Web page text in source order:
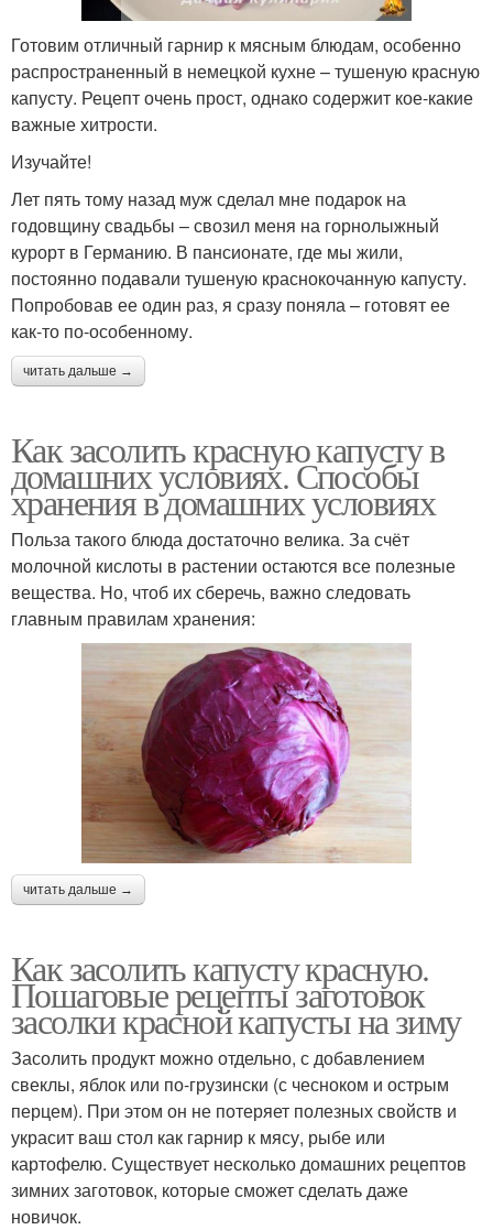
Готовим отличный гарнир к мясным блюдам, особенно
распространенный в немецкой кухне – тушеную красную
капусту. Рецепт очень прост, однако содержит кое-какие
важные хитрости.
Изучайте!
Лет пять тому назад муж сделал мне подарок на
годовщину свадьбы – свозил меня на горнолыжный
курорт в Германию. В пансионате, где мы жили,
постоянно подавали тушеную краснокочанную капусту.
Попробовав ее один раз, я сразу поняла – готовят ее
как-то по-особенному.
читать дальше →
Как засолить красную капусту в
домашних условиях. Способы
хранения в домашних условиях
Польза такого блюда достаточно велика. За счёт
молочной кислоты в растении остаются все полезные
вещества. Но, чтоб их сберечь, важно следовать
главным правилам хранения:
читать дальше →
Как засолить капусту красную.
Пошаговые рецепты заготовок
засолки красной капусты на зиму
Засолить продукт можно отдельно, с добавлением
свеклы, яблок или по-грузински (с чесноком и острым
перцем). При этом он не потеряет полезных свойств и
украсит ваш стол как гарнир к мясу, рыбе или
картофелю. Существует несколько домашних рецептов
зимних заготовок, которые сможет сделать даже
новичок.